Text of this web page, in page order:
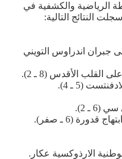
الرياضية والكشفية في
النتائج التالية:
على جبران اندراوس التويني